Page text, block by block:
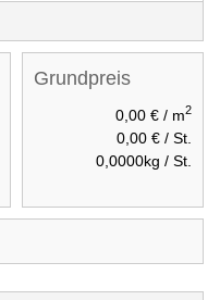
Grundpreis
0,00 €/ m2
0,00 €/ St.
0,0000kg / St.